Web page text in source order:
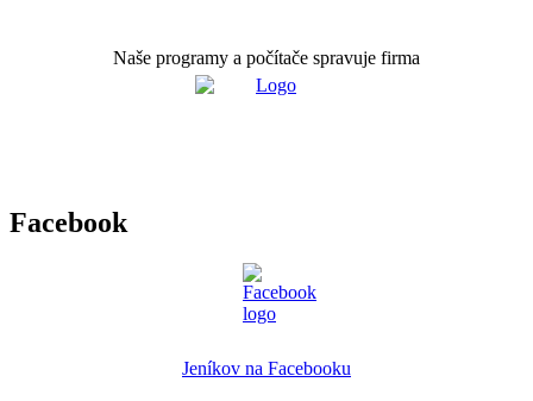
Naše programy a počítače spravuje firma
Facebook
Jeníkov na Facebooku